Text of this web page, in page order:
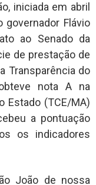
iniciada em abril
Flávio
ao Senado da
de prestação de
Transparência do
nota A na
Estado (TCE/MA)
a pontuação
os indicadores
João de nossa